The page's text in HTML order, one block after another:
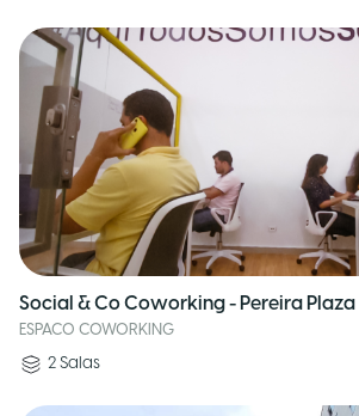
Social & Co Coworking - Pereira Plaza
ESPACO COWORKING
2 Salas